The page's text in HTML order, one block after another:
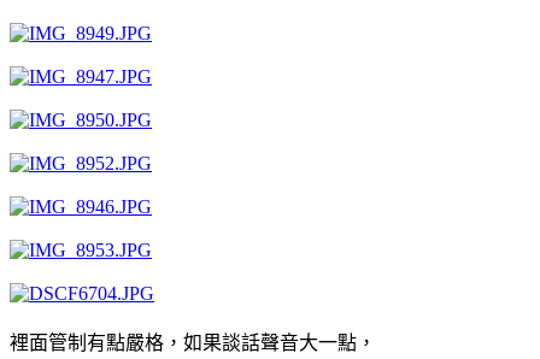
裡面管制有點嚴格，如果談話聲音大一點，